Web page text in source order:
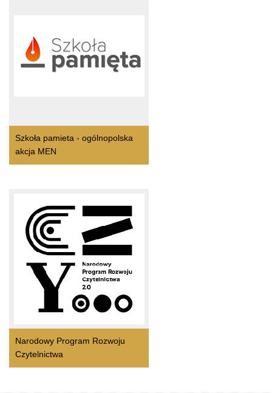
Szkoła pamieta - ogólnopolska
akcja MEN
Narodowy Program Rozwoju
Czytelnictwa